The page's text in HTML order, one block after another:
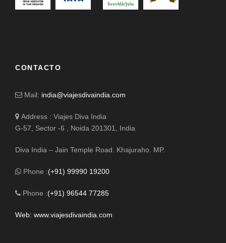
CONTACTO
Mail: india@viajesdivaindia.com
Address : Viajes Diva India
G-57, Sector -6 , Noida 201301, India
Diva India – Jain Temple Road. Khajuraho. MP.
Phone :(+91) 99990 19200
Phone :(+91) 96544 77285
Web: www.viajesdivaindia.com